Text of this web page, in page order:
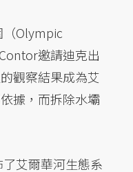
（Olympic
邀請迪克出
觀察結果成為艾
據，而拆除水壩
艾爾華河生態系